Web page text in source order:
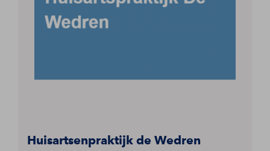
Huisartsenpraktijk de Wedren